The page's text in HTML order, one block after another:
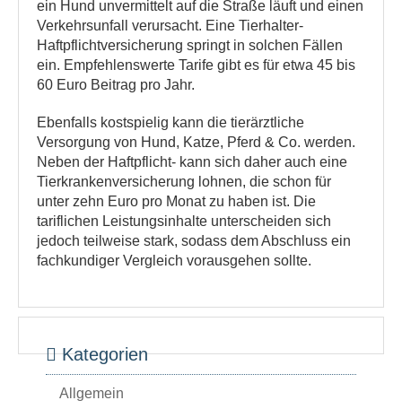
ein Hund unvermittelt auf die Straße läuft und einen
Verkehrsunfall verursacht. Eine Tierhalter-
Haftpflichtversicherung springt in solchen Fällen
ein. Empfehlenswerte Tarife gibt es für etwa 45 bis
60 Euro Beitrag pro Jahr.
Ebenfalls kostspielig kann die tierärztliche
Versorgung von Hund, Katze, Pferd & Co. werden.
Neben der Haftpflicht- kann sich daher auch eine
Tierkrankenversicherung lohnen, die schon für
unter zehn Euro pro Monat zu haben ist. Die
tariflichen Leistungsinhalte unterscheiden sich
jedoch teilweise stark, sodass dem Abschluss ein
fachkundiger Vergleich vorausgehen sollte.
Kategorien
Allgemein